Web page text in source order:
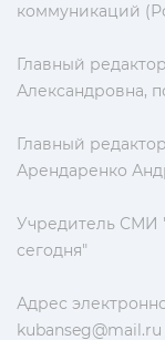
коммуникаций
Главный
Александровна,
Главный
Арендаренко
Учредитель СМИ
сегодня"
Адрес
kubanseg@mail.ru